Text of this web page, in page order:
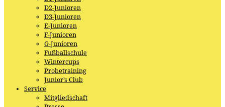
D2-Junioren
D3-Junioren
E-Junioren
F-Junioren
G-Junioren
Fußballschule
Wintercups
Probetraining
Junior’s Club
Service
Mitgliedschaft